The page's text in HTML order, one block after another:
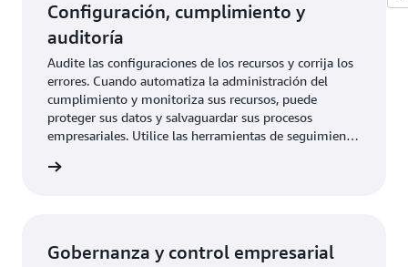
Configuración, cumplimiento y
auditoría
Audite las configuraciones de los recursos y corrija los
errores. Cuando automatiza la administración del
cumplimiento y monitoriza sus recursos, puede
proteger sus datos y salvaguardar sus procesos
empresariales. Utilice las herramientas de seguimiento
obtener visibilidad de las configuraciones de los
Gobernanza y control empresarial